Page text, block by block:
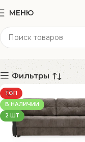
МЕНЮ
Фильтры
ТОП
В НАЛИЧИИ
2 ШТ